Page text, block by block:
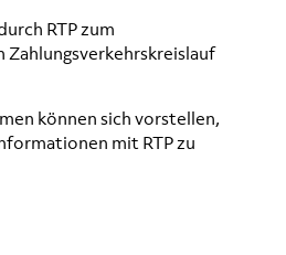
RTP zum
können sich vorstellen,
mit RTP zu